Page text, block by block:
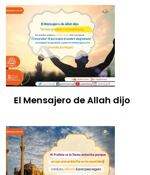
El Mensajero de Allah dijo